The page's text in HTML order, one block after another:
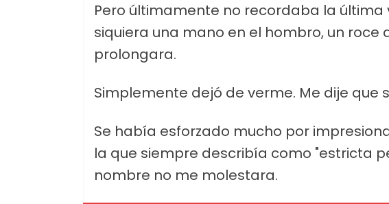
Pero últimamente no recordaba la última
siquiera una mano en el hombro, un roce
prolongara.
Simplemente dejó de verme. Me dije que
Se había esforzado mucho por
la que siempre describía como "estricta
nombre no me molestara.